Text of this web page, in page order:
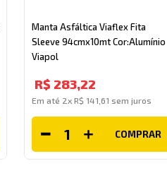
Manta Asfáltica Viaflex Fita
Sleeve 94cmx10mt Cor:Alumínio
Viapol
R$ 283,22
Em até 2xR$ 141 ,61 sem juros
COMPRAR